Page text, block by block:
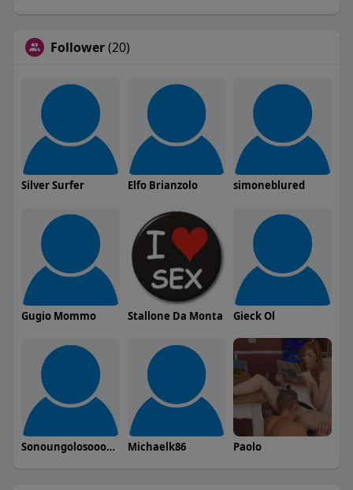
Follower(20)
Silver Surfer Elfo Brianzolo simoneblured
Gugio Mommo Stallone Da Monta Gieck Ol
Sonoungolosoooooooooooo Michaelk86 Paolo